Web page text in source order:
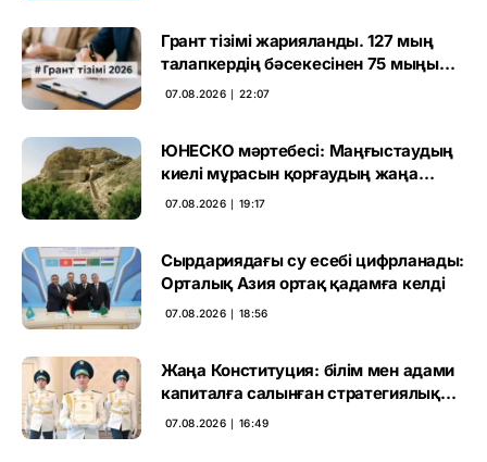
Грант тізімі жарияланды. 127 мың
талапкердің бәсекесінен 75 мыңы
өтті
07.08.2026 ∣ 22:07
ЮНЕСКО мәртебесі: Маңғыстаудың
киелі мұрасын қорғаудың жаңа
кезеңі басталды
07.08.2026 ∣ 19:17
Сырдариядағы су есебі цифрланады:
Орталық Азия ортақ қадамға келді
07.08.2026 ∣ 18:56
Жаңа Конституция: білім мен адами
капиталға салынған стратегиялық
негіз
07.08.2026 ∣ 16:49